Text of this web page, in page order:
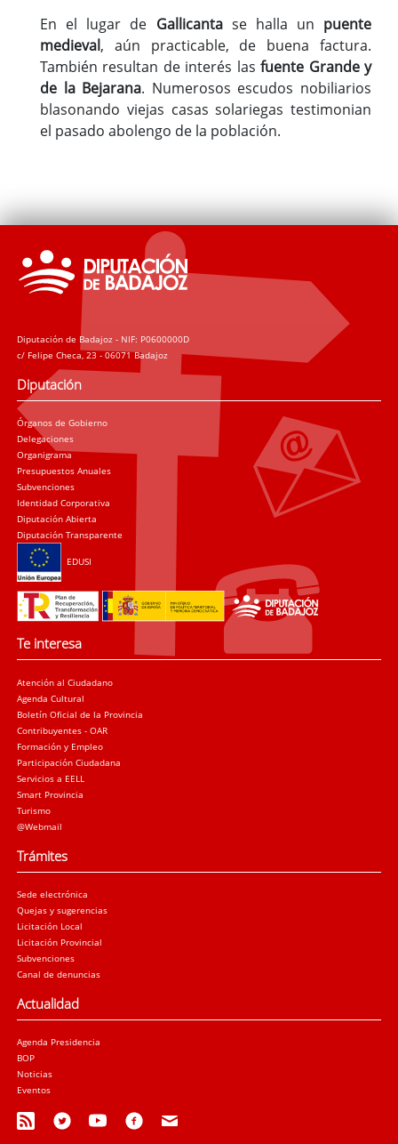
En el lugar de Gallicantase halla un puente
medieval, aún practicable, de buena factura.
También resultan de interés lasfuente Grande y
de la Bejarana. Numerosos escudos nobiliarios
blasonando viejas casas solariegas testimonian
el pasado abolengo de la población.
Diputación de Badajoz - NIF: P0600000D
c/ Felipe Checa, 23 - 06071 Badajoz
Diputación
Órganos de Gobierno
Delegaciones
Organigrama
Presupuestos Anuales
Subvenciones
Identidad Corporativa
Diputación Abierta
Diputación Transparente
EDUSI
Te interesa
Atención al Ciudadano
Agenda Cultural
Boletín Oficial de la Provincia
Contribuyentes - OAR
Formación y Empleo
Participación Ciudadana
Servicios a EELL
Smart Provincia
Turismo
@Webmail
Trámites
Sede electrónica
Quejas y sugerencias
Licitación Local
Licitación Provincial
Subvenciones
Canal de denuncias
Actualidad
Agenda Presidencia
BOP
Noticias
Eventos